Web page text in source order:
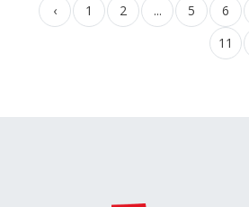
‹ 1 2 ... 5 6
11